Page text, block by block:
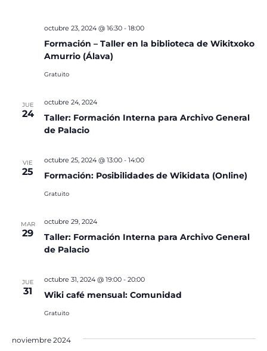
Formación – Taller en la biblioteca de Wikitxoko
Amurrio (Álava)
octubre 23, 2024 @ 16:30- 18:00
Gratuito
JUE
24
Taller: Formación Interna para Archivo General
de Palacio
octubre 24, 2024
VIE
25 Formación: Posibilidades de Wikidata (Online)
octubre 25, 2024 @ 13:00- 14:00
Gratuito
MAR
29
Taller: Formación Interna para Archivo General
de Palacio
octubre 29, 2024
JUE
31 Wiki café mensual: Comunidad
octubre 31, 2024 @ 19:00- 20:00
Gratuito
noviembre 2024